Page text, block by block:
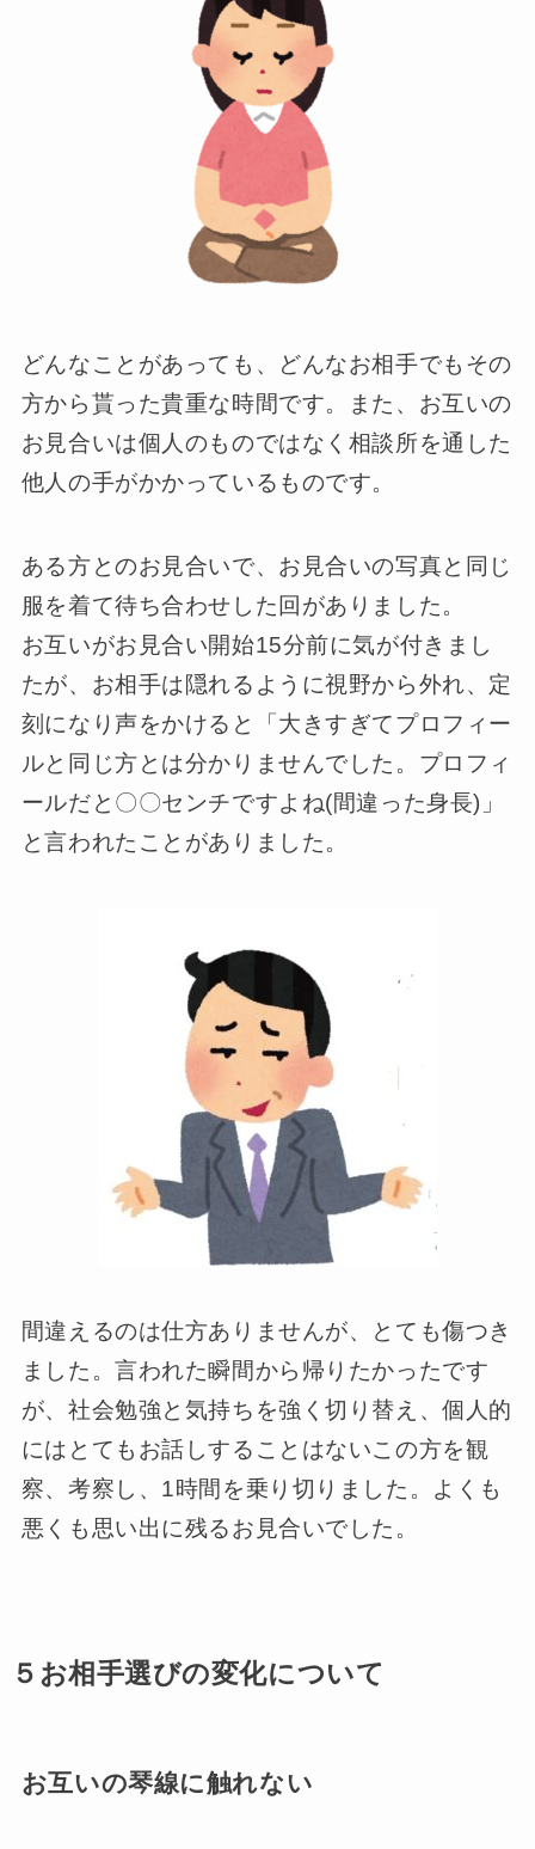
どんなことがあっても、どんなお相手でもその
方から貰った貴重な時間です。また、お互いの
お見合いは個人のものではなく相談所を通した
他人の手がかかっているものです。
ある方とのお見合いで、お見合いの写真と同じ
服を着て待ち合わせした回がありました。
お互いがお見合い開始15分前に気が付きまし
たが、お相手は隠れるように視野から外れ、定
刻になり声をかけると「大きすぎてプロフィー
ルと同じ方とは分かりませんでした。プロフィ
ールだと〇〇センチですよね(間違った身長)」
と言われたことがありました。
間違えるのは仕方ありませんが、とても傷つき
ました。言われた瞬間から帰りたかったです
が、社会勉強と気持ちを強く切り替え、個人的
にはとてもお話しすることはないこの方を観
察、考察し、1時間を乗り切りました。よくも
悪くも思い出に残るお見合いでした。
５お相手選びの変化について
お互いの琴線に触れない